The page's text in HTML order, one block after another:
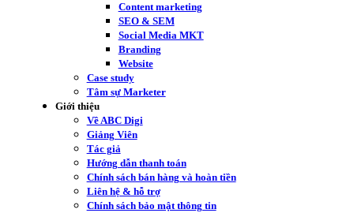
Content marketing
SEO & SEM
Social Media MKT
Branding
Website
Case study
Tâm sự Marketer
Giới thiệu
Về ABC Digi
Giảng Viên
Tác giả
Hướng dẫn thanh toán
Chính sách bán hàng và hoàn tiền
Liên hệ & hỗ trợ
Chính sách bảo mật thông tin